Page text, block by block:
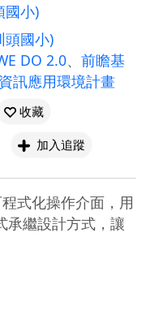
國小)
頭國小)
DO 2.0、 前瞻基
訊應用環境計畫
收藏
加入追蹤
式化操作介面，用
承繼設計方式，讓